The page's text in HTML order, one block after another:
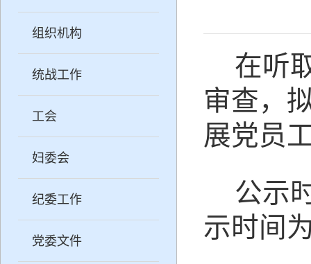
组织机构
统战工作
工会
妇委会
纪委工作
党委文件
在听
审查，
展党员
公示
示时间